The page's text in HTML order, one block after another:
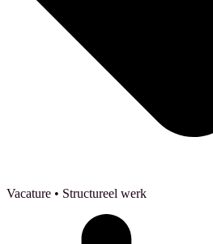
Vacature • Structureel werk